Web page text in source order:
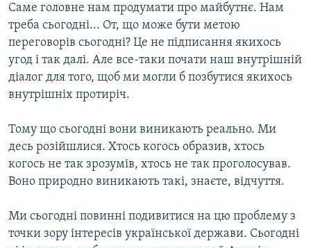
Саме головне нам продумати про майбутнє. Нам
треба сьогодні... От, що може бути метою
переговорів сьогодні? Це не підписання якихось
угод і так далі. Але все-таки почати наш внутрішній
діалог для того, щоб ми могли б позбутися якихось
внутрішніх протиріч.
Тому що сьогодні вони виникають реально. Ми
десь розійшлися. Хтось когось образив, хтось
когось не так зрозумів, хтось не так проголосував.
Воно природно виникають такі, знаєте, відчуття.
Ми сьогодні повинні подивитися на цю проблему з
точки зору інтересів української держави. Сьогодні